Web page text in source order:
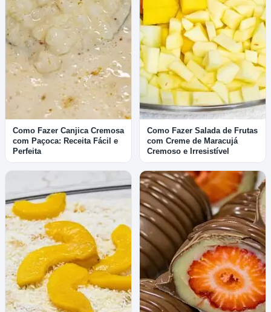
Como Fazer Canjica Cremosa
com Paçoca: Receita Fácil e
Perfeita
Como Fazer Salada de Frutas
com Creme de Maracujá
Cremoso e Irresistível